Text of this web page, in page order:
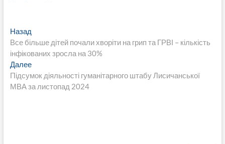
Навигация
по
записям
НазадПредыдущая
запись:
Все більше дітей почали хворіти на грип та ГРВІ – кількість
інфікованих зросла на 30%
ДалееСледующая
запись:
Підсумок діяльності гуманітарного штабу Лисичанської
МВА за листопад 2024